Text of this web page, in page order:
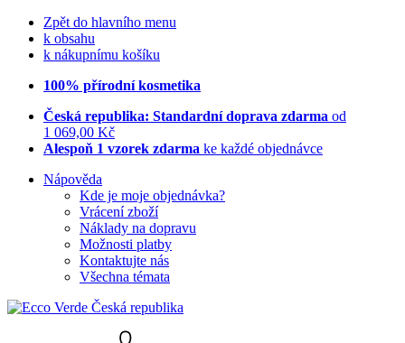
Zpět do hlavního menu
k obsahu
k nákupnímu košíku
100% přírodní kosmetika
Česká republika: Standardní doprava zdarma od
1 069,00 Kč
Alespoň 1 vzorek zdarma ke každé objednávce
Nápověda
Kde je moje objednávka?
Vrácení zboží
Náklady na dopravu
Možnosti platby
Kontaktujte nás
Všechna témata